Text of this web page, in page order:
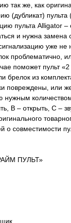
так же, как
(дубликат) пульта
пульта Alligator
и нужна замена
уже
проблематично,
поможет пульт
брелок из
повреждены, или
нужным
B – открыть, C –
о совместимости
ПУЛЬТ»